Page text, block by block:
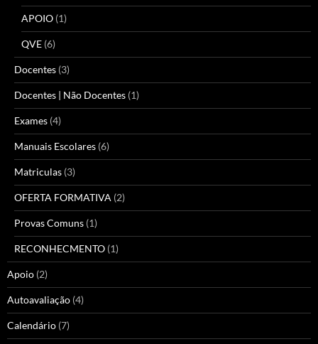
APOIO (1)
QVE (6)
Docentes (3)
Docentes | Não Docentes (1)
Exames (4)
Manuais Escolares (6)
Matriculas (3)
OFERTA FORMATIVA (2)
Provas Comuns (1)
RECONHECMENTO (1)
Apoio (2)
Autoavaliação (4)
Calendário (7)